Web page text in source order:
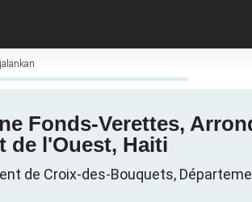
Fonds-Verettes,
de l'Ouest, Haiti
de Croix-des-Bouquets,